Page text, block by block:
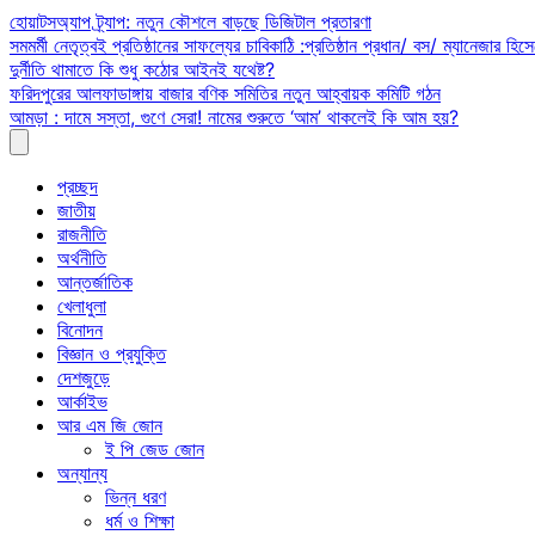
Skip
to
content
হোয়াটসঅ্যাপ ট্র্যাপ: নতুন কৌশলে বাড়ছে ডিজিটাল প্রতারণা
সমমর্মী নেতৃত্বই প্রতিষ্ঠানের সাফল্যের চাবিকাঠি :প্রতিষ্ঠান প্রধান/ বস/ ম্যানেজার
দুর্নীতি থামাতে কি শুধু কঠোর আইনই যথেষ্ট?
ফরিদপুরের আলফাডাঙ্গায় বাজার বণিক সমিতির নতুন আহ্বায়ক কমিটি গঠন
আমড়া : দামে সস্তা, গুণে সেরা! নামের শুরুতে ‘আম’ থাকলেই কি আম হয়?
প্রচ্ছদ
জাতীয়
রাজনীতি
অর্থনীতি
আন্তর্জাতিক
খেলাধুলা
বিনোদন
বিজ্ঞান ও প্রযুক্তি
দেশজুড়ে
আর্কাইভ
আর এম জি জোন
ই পি জেড জোন
অন্যান্য
ভিন্ন ধরণ
ধর্ম ও শিক্ষা